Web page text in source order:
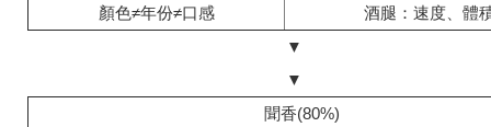
顏色≠年份≠口感
酒腿：速度、體
▼
▼
聞香(80%)